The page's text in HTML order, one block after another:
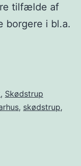
tilfælde af
borgere i bl.a.
, Skødstrup
, skødstrup,